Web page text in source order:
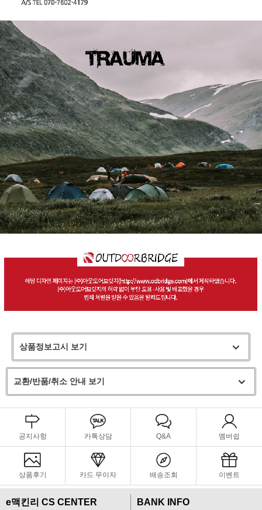
상품정보고시 보기
교환/반품/취소 안내 보기
공지사항 카톡상담 Q&A 멤버쉽
상품후기 카드 무이자 배송조회 이벤트
e맥킨리 CS CENTER BANK INFO